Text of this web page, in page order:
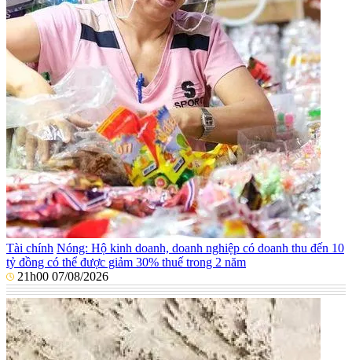
Tài chính Nóng: Hộ kinh doanh, doanh nghiệp có doanh thu đến 10
tỷ đồng có thể được giảm 30% thuế trong 2 năm
21h00 07/08/2026